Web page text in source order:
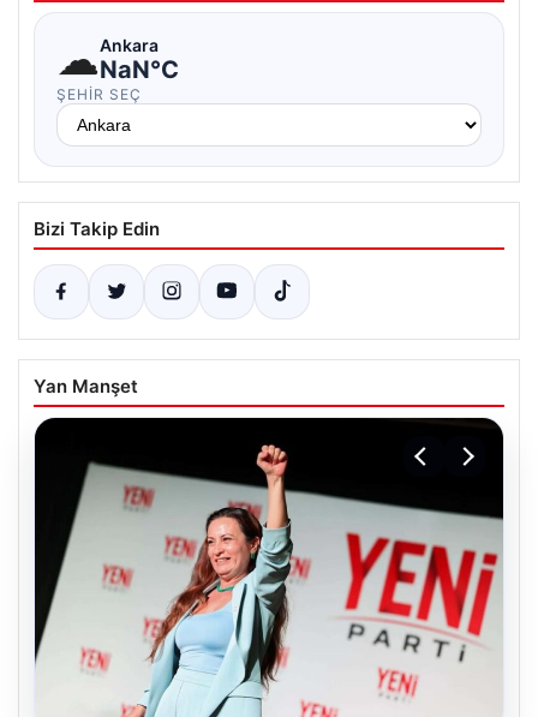
☁Ankara
NaN°C
ŞEHIR SEÇ
Bizi Takip Edin
Yan Manşet